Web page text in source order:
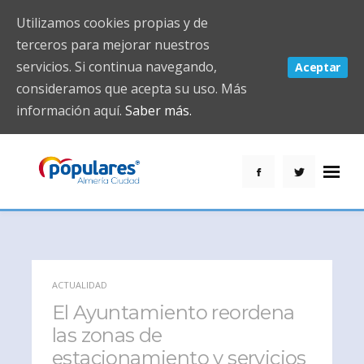
ACTUALIDAD
El Ayuntamiento reordena
las zonas de
estacionamiento y servicios
Utilizamos cookies propias y de
terceros para mejorar nuestros
servicios. Si continua navegando,
consideramos que acepta su uso. Más
información aquí. Saber más.
Aceptar